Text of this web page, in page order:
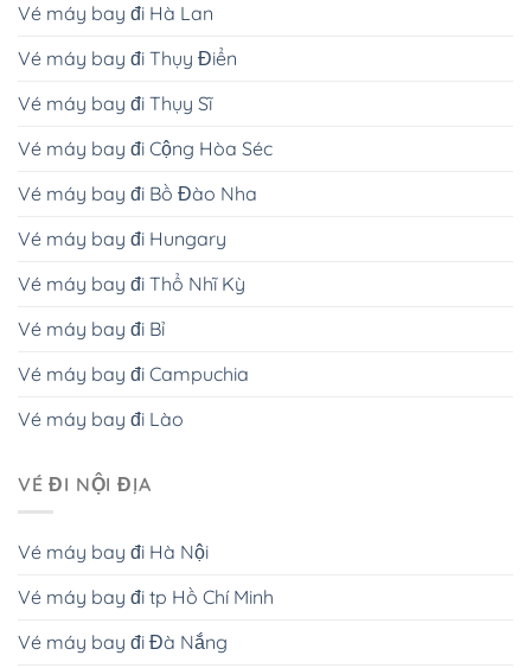
Vé máy bay đi Hà Lan
Vé máy bay đi Thụy Điển
Vé máy bay đi Thụy Sĩ
Vé máy bay đi Cộng Hòa Séc
Vé máy bay đi Bồ Đào Nha
Vé máy bay đi Hungary
Vé máy bay đi Thổ Nhĩ Kỳ
Vé máy bay đi Bỉ
Vé máy bay đi Campuchia
Vé máy bay đi Lào
VÉ ĐI NỘI ĐỊA
Vé máy bay đi Hà Nội
Vé máy bay đi tp Hồ Chí Minh
Vé máy bay đi Đà Nắng